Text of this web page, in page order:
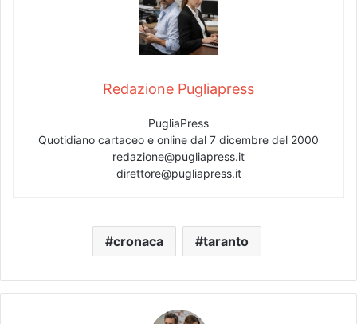
Redazione Pugliapress
PugliaPress
Quotidiano cartaceo e online dal 7 dicembre del 2000
redazione@pugliapress.it
direttore@pugliapress.it
cronaca taranto